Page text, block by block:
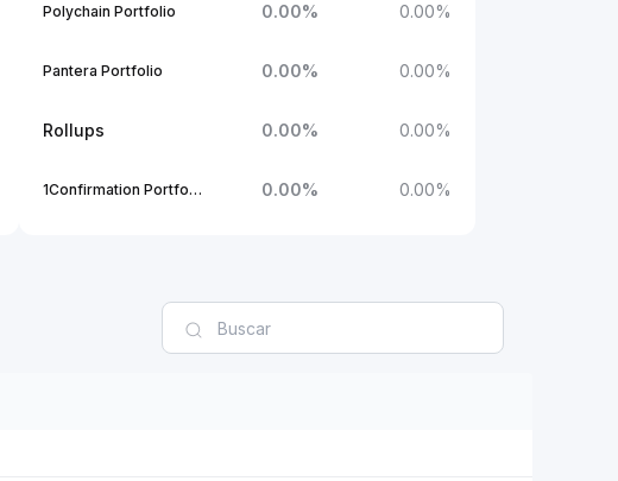
Polychain Portfolio 0.00% 0.00%
Pantera Portfolio 0.00% 0.00%
Rollups 0.00% 0.00%
1Confirmation Portfolio 0.00% 0.00%